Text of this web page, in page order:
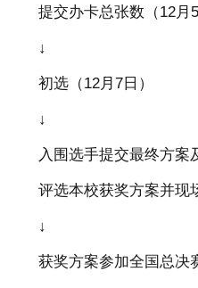
提交办卡总张数（12月5
↓
初选（12月7日）
↓
入围选手提交最终方案
评选本校获奖方案并现
↓
获奖方案参加全国总决